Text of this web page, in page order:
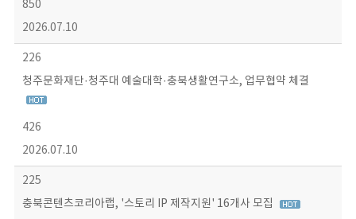
850
2026.07.10
226
청주문화재단·청주대 예술대학·충북생활연구소, 업무협약 체결
426
2026.07.10
225
충북콘텐츠코리아랩, '스토리 IP 제작지원' 16개사 모집